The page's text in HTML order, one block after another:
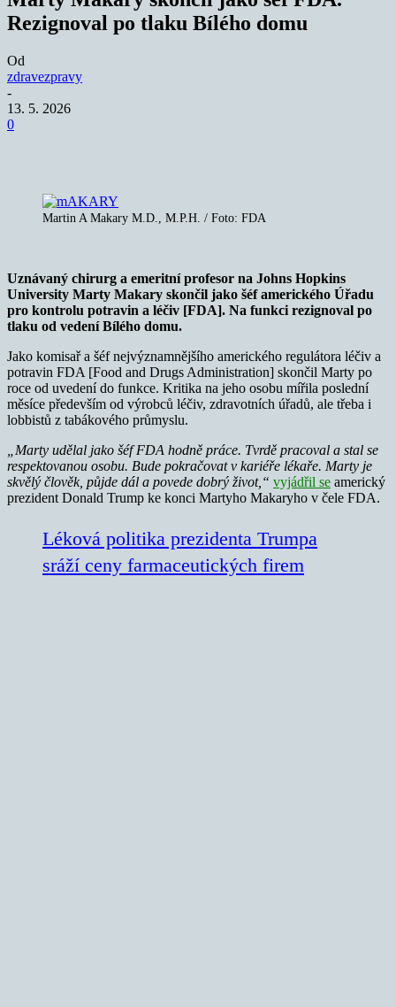
Rezignoval po tlaku Bílého domu
Od
zdravezpravy
-
13. 5. 2026
0
Martin A Makary M.D., M.P.H. / Foto: FDA
Uznávaný chirurg a emeritní profesor na Johns Hopkins
University Marty Makary skončil jako šéf amerického Úřadu
pro kontrolu potravin a léčiv [FDA]. Na funkci rezignoval po
tlaku od vedení Bílého domu.
Jako komisař a šéf nejvýznamnějšího amerického regulátora léčiv a
potravin FDA [Food and Drugs Administration] skončil Marty po
roce od uvedení do funkce. Kritika na jeho osobu mířila poslední
měsíce především od výrobců léčiv, zdravotních úřadů, ale třeba i
lobbistů z tabákového průmyslu.
„Marty udělal jako šéf FDA hodně práce. Tvrdě pracoval a stal se
respektovanou osobu. Bude pokračovat v kariéře lékaře. Marty je
skvělý člověk, půjde dál a povede dobrý život,“ vyjádřil se americký
prezident Donald Trump ke konci Martyho Makaryho v čele FDA.
Léková politika prezidenta Trumpa
sráží ceny farmaceutických firem